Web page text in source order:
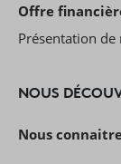
Offre
Présentation de
NOUS
Nous